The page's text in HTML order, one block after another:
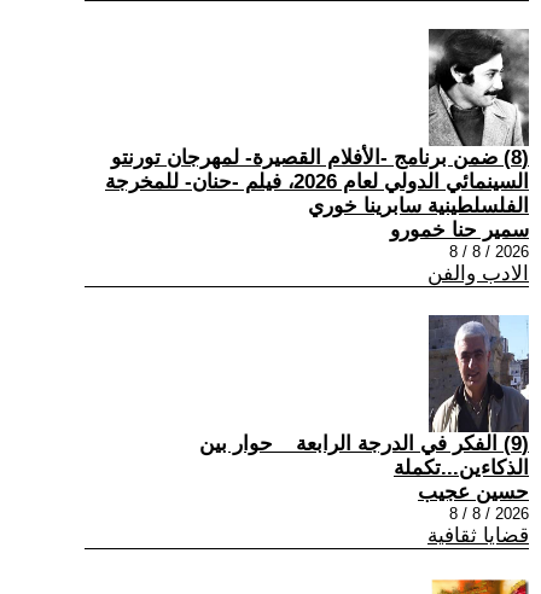
(8) ضمن برنامج -الأفلام القصيرة- لمهرجان تورنتو
السينمائي الدولي لعام 2026، فيلم -حنان- للمخرجة
الفلسلطينية سابرينا خوري
سمير حنا خمورو
2026 / 8 / 8
الادب والفن
(9) الفكر في الدرجة الرابعة _ حوار بين
الذكاءين...تكملة
حسين عجيب
2026 / 8 / 8
قضايا ثقافية